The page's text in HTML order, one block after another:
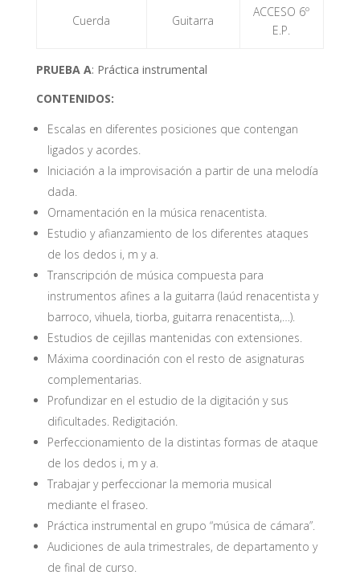
Cuerda Guitarra
ACCESO 6º
E.P.
PRUEBA A: Práctica instrumental
CONTENIDOS:
Escalas en diferentes posiciones que contengan
ligados y acordes.
Iniciación a la improvisación a partir de una melodía
dada.
Ornamentación en la música renacentista.
Estudio y afianzamiento de los diferentes ataques
de los dedos i, m y a.
Transcripción de música compuesta para
instrumentos afines a la guitarra (laúd renacentista y
barroco, vihuela, tiorba, guitarra renacentista,…).
Estudios de cejillas mantenidas con extensiones.
Máxima coordinación con el resto de asignaturas
complementarias.
Profundizar en el estudio de la digitación y sus
dificultades. Redigitación.
Perfeccionamiento de la distintas formas de ataque
de los dedos i, m y a.
Trabajar y perfeccionar la memoria musical
mediante el fraseo.
Práctica instrumental en grupo “música de cámara”.
Audiciones de aula trimestrales, de departamento y
de final de curso.